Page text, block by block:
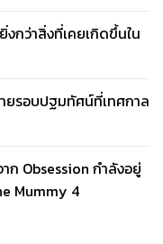
กว่าสิ่งที่เคยเกิดขึ้นใน
ยรอบปฐมทัศน์ที่เทศกาล
ก Obsession กำลังอยู่
Mummy 4